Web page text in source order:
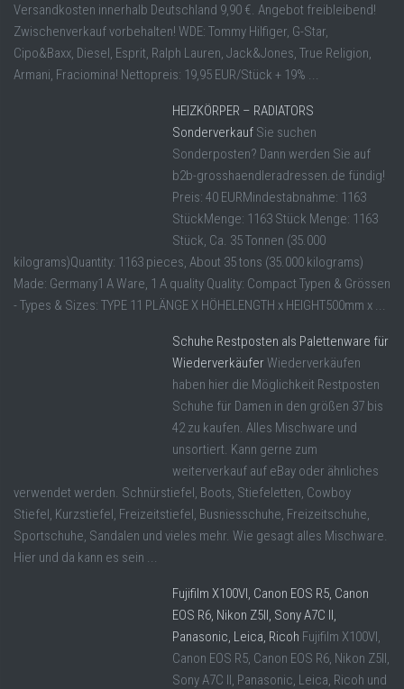
Versandkosten innerhalb Deutschland 9,90 €. Angebot freibleibend!
Zwischenverkauf vorbehalten! WDE: Tommy Hilfiger, G-Star,
Cipo&Baxx, Diesel, Esprit, Ralph Lauren, Jack&Jones, True Religion,
Armani, Fraciomina! Nettopreis: 19,95 EUR/Stück + 19% ...
HEIZKÖRPER – RADIATORS
Sonderverkauf Sie suchen
Sonderposten? Dann werden Sie auf
b2b-grosshaendleradressen.de fündig!
Preis: 40 EURMindestabnahme: 1163
StückMenge: 1163 Stück Menge: 1163
Stück, Ca. 35 Tonnen (35.000
kilograms)Quantity: 1163 pieces, About 35 tons (35.000 kilograms)
Made: Germany1 A Ware, 1 A quality Quality: Compact Typen & Grössen
- Types & Sizes: TYPE 11 PLÄNGE X HÖHELENGTH x HEIGHT500mm x ...
Schuhe Restposten als Palettenware für
WiederverkäuferWiederverkäufen
haben hier die Möglichkeit Restposten
Schuhe für Damen in den größen 37 bis
42 zu kaufen. Alles Mischware und
unsortiert. Kann gerne zum
weiterverkauf auf eBay oder ähnliches
verwendet werden. Schnürstiefel, Boots, Stiefeletten, Cowboy
Stiefel, Kurzstiefel, Freizeitstiefel, Busniesschuhe, Freizeitschuhe,
Sportschuhe, Sandalen und vieles mehr. Wie gesagt alles Mischware.
Hier und da kann es sein ...
Fujifilm X100VI, Canon EOS R5, Canon
EOS R6, Nikon Z5II, Sony A7C II,
Panasonic, Leica, Ricoh Fujifilm X100VI,
Canon EOS R5, Canon EOS R6, Nikon Z5II,
Sony A7C II, Panasonic, Leica, Ricoh und